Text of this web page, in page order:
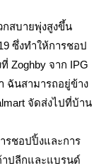
สบายพุ่งสูงขึ้น
ซึ่งทำให้การชอป
Zoghby จาก IPG
ฉันสามารถอยู่ข้าง
จัดส่งไปที่บ้าน
รชอปปิ้งและการ
าปลีกและแบรนด์